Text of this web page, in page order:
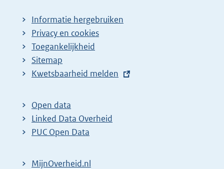
Informatie hergebruiken
Privacy en cookies
Toegankelijkheid
Sitemap
E
t
e
r
Kwetsbaarheid melden
Open data
Linked Data Overheid
PUC Open Data
MijnOverheid.nl